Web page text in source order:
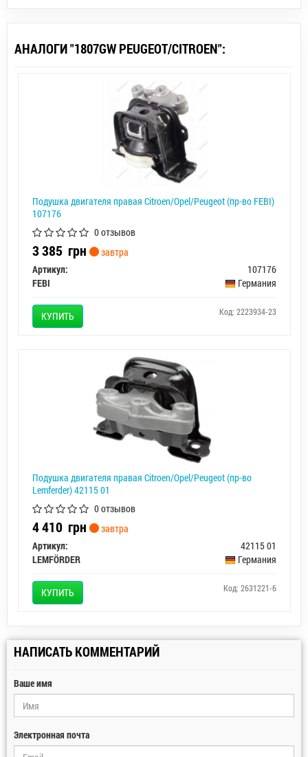
АНАЛОГИ "1807GW PEUGEOT/CITROEN":
Подушка двигателя правая Citroen/Opel/Peugeot (пр-во FEBI)
107176
0 отзывов
3 385 грн
завтра
Артикул:
107176
FEBI
Германия
КУПИТЬ Код: 2223934-23
Подушка двигателя правая Citroen/Opel/Peugeot (пр-во
Lemferder) 42115 01
0 отзывов
4 410 грн
завтра
Артикул:
42115 01
LEMFÖRDER
Германия
КУПИТЬ Код: 2631221-6
НАПИСАТЬ КОММЕНТАРИЙ
Ваше имя
Электронная почта